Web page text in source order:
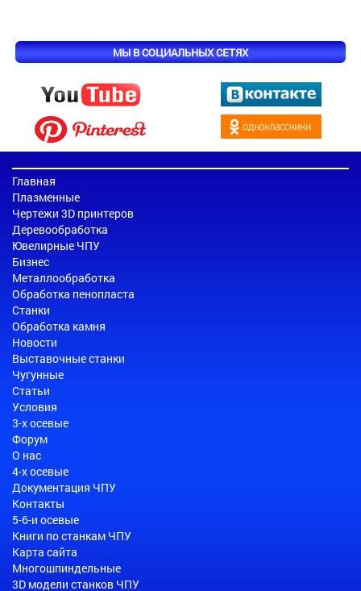
МЫ В СОЦИАЛЬНЫХ СЕТЯХ
Главная
Плазменные
Чертежи 3D принтеров
Деревообработка
Ювелирные ЧПУ
Бизнес
Металлообработка
Обработка пенопласта
Станки
Обработка камня
Новости
Выставочные станки
Чугунные
Статьи
Условия
3-х осевые
Форум
О нас
4-х осевые
Документация ЧПУ
Контакты
5-6-и осевые
Книги по станкам ЧПУ
Карта сайта
Многошпиндельные
3D модели станков ЧПУ